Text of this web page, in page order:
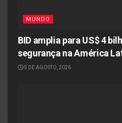
MUNDO
BID amplia para US$ 4
segurança na América
5 DE AGOSTO, 2026